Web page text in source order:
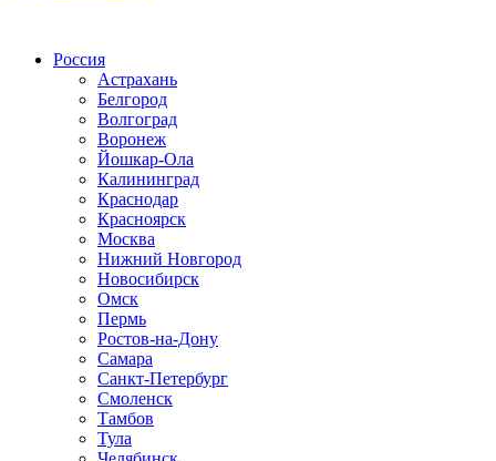
Россия
Астрахань
Белгород
Волгоград
Воронеж
Йошкар-Ола
Калининград
Краснодар
Красноярск
Москва
Нижний Новгород
Новосибирск
Омск
Пермь
Ростов-на-Дону
Самара
Санкт-Петербург
Смоленск
Тамбов
Тула